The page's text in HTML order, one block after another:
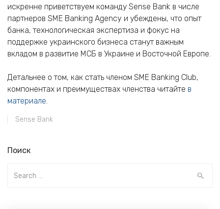
искренне приветствуем команду Sense Bank в числе
партнеров SME Banking Agency и убеждены, что опыт
банка, технологическая экспертиза и фокус на
поддержке украинского бизнеса станут важным
вкладом в развитие МСБ в Украине и Восточной Европе.
Детальнее о том, как стать членом SME Banking Club,
компонентах и преимуществах членства читайте в
материале.
Sense Bank
Поиск
for: